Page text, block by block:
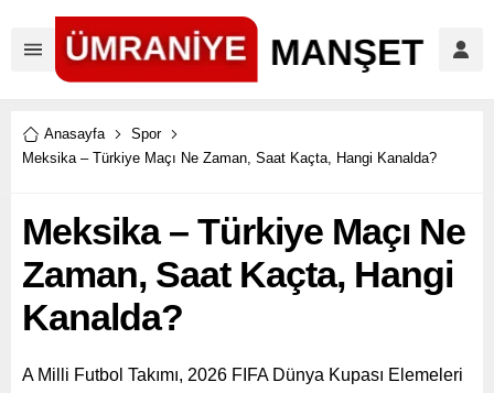
Anasayfa
Spor
Meksika – Türkiye Maçı Ne Zaman, Saat Kaçta, Hangi Kanalda?
Meksika – Türkiye Maçı Ne
Zaman, Saat Kaçta, Hangi
Kanalda?
A Milli Futbol Takımı, 2026 FIFA Dünya Kupası Elemeleri